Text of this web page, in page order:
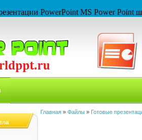
PowerPoint MS Power
Главная » Файлы » Готовые